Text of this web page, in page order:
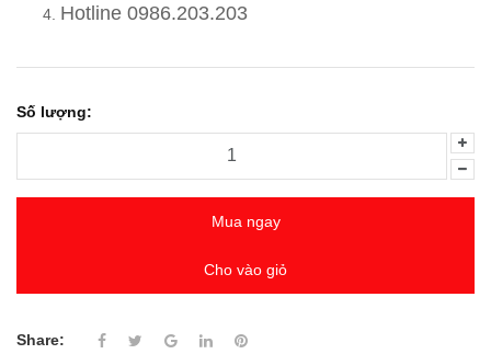
Hotline 0986.203.203
Số lượng:
Mua ngay
Cho vào giỏ
Share: